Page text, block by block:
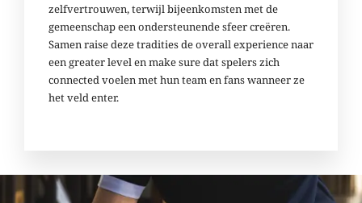
zelfvertrouwen, terwijl bijeenkomsten met de
gemeenschap een ondersteunende sfeer creëren.
Samen raise deze tradities de overall experience naar
een greater level en make sure dat spelers zich
connected voelen met hun team en fans wanneer ze
het veld enter.